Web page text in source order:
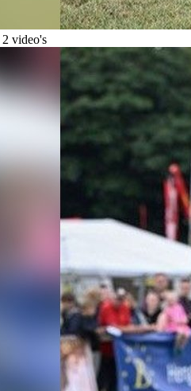
2 video's